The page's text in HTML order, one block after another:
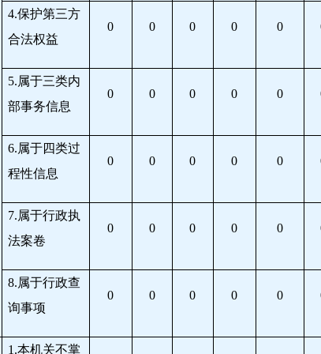
4.保护第三方
合法权益
0 0 0 0 0
5.属于三类内
部事务信息
0 0 0 0 0
6.属于四类过
程性信息
0 0 0 0 0
7.属于行政执
法案卷
0 0 0 0 0
8.属于行政查
询事项
0 0 0 0 0
1.本机关不掌